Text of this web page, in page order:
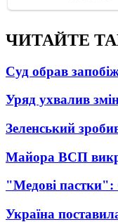
ЧИТАЙТЕ
Суд обрав
Уряд ухвалив
Зеленський
Майора ВСП
"Медові пастки":
Україна